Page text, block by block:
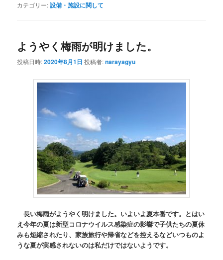
カテゴリー:設備・施設に関して
ようやく梅雨が明けました。
投稿日時:2020年8月1日 投稿者:narayagyu
長い梅雨がようやく明けました。いよいよ夏本番です。とはい
え今年の夏は新型コロナウイルス感染症の影響で子供たちの夏休
みも短縮されたり、家族旅行や帰省などを控えるなどいつものよ
うな夏が実感されないのは私だけではないようです。